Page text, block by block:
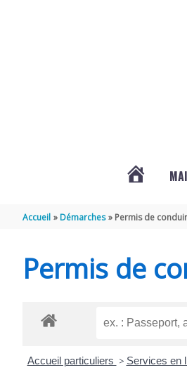
ROGATIEN
Accueil Démarches Permis de
Permis de
Accueil particuliers > Services en